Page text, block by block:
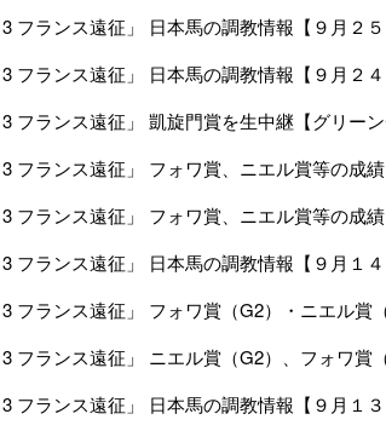
フランス遠征」 日本馬の調教情報【９月２５
フランス遠征」 日本馬の調教情報【９月２４
フランス遠征」 凱旋門賞を生中継【グリーン
フランス遠征」 フォワ賞、ニエル賞等の成
フランス遠征」 フォワ賞、ニエル賞等の成
フランス遠征」 日本馬の調教情報【９月１４
フランス遠征」 フォワ賞（G2）・ニエル
フランス遠征」 ニエル賞（G2）、フォワ賞
フランス遠征」 日本馬の調教情報【９月１３